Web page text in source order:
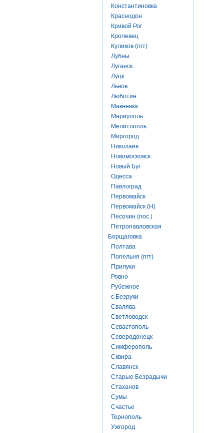
Константиновка
Краснодон
Кривой Рог
Кролевец
Куликов (пгт)
Лубны
Луганск
Луцк
Львов
Люботин
Макеевка
Мариуполь
Мелитополь
Миргород
Николаев
Новомосковск
Новый Буг
Одесса
Павлоград
Первомайск
Первомайск (Н)
Песочин (пос.)
Петропавловская
Борщаговка
Полтава
Попельня (пгт)
Прилуки
Ровно
Рубежное
с.Безруки
Свалява
Светловодск
Севастополь
Северодонецк
Симферополь
Сквира
Славянск
Старые Безрадычи
Стаханов
Сумы
Счастье
Тернополь
Ужгород